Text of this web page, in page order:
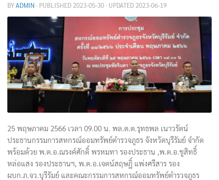
BYADMIN · PUBLISHED 2023-05-30 · UPDATED 2023-06-19
25 พฤษภาคม 2566 เวลา 09.00 น. พล.ต.ต.รุทธพล เนาวรัตน์
ประธานกรรมการสหกรณ์ออมทรัพย์ตำรวจภูธร จังหวัดบุรีรัมย์ จำกัด
พร้อมด้วย พ.ต.อ.ณรงค์ศักดิ์ พรหมทา รองประธาน ,พ.ต.อ.ชูสิทธิ์
หล่อแสง รองประธานฯ, พ.ต.อ.เจตน์สฤษฎิ์ แพ่งศรีสาร รอง
ผบก.ภ.จว.บุรีรัมย์ และคณะกรรมการสหกรณ์ออมทรัพย์ตำรวจภูธร